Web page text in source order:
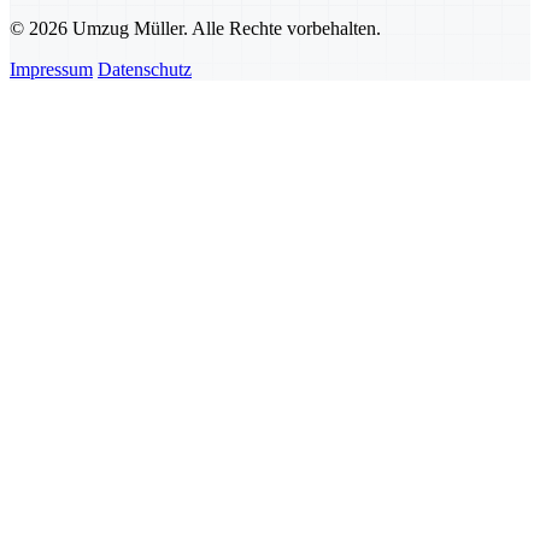
© 2026 Umzug Müller. Alle Rechte vorbehalten.
Impressum Datenschutz